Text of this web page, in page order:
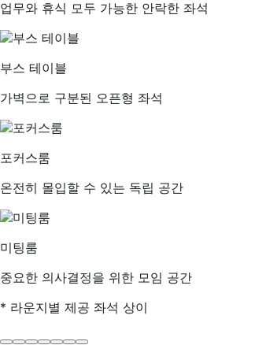
업무와 휴식 모두 가능한 안락한 좌석
부스 테이블
가벽으로 구분된 오픈형 좌석
포커스룸
온전히 몰입할 수 있는 독립 공간
미팅룸
중요한 의사결정을 위한 모임 공간
* 라운지별 제공 좌석 상이